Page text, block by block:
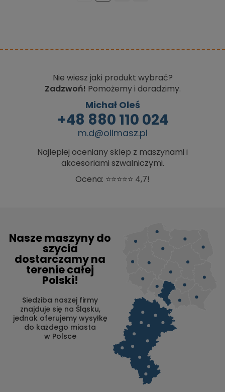
Nie wiesz jaki produkt wybrać?
Zadzwoń! Pomożemy i doradzimy.
Michał Oleś
+48 880 110 024
m.d@olimasz.pl
Najlepiej oceniany sklep z maszynami i
akcesoriami szwalniczymi.
Ocena: ⭐⭐⭐⭐⭐ 4,7!
Nasze maszyny do
szycia
dostarczamy na
terenie całej
Polski!
Siedziba naszej firmy
znajduje się na Śląsku,
jednak oferujemy wysyłkę
do każdego miasta
w Polsce